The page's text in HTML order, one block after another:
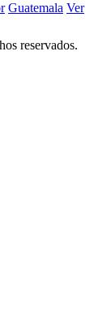
Guatemala Ver
reservados.